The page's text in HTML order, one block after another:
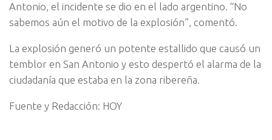
Antonio, el incidente se dio en el lado argentino. “No
sabemos aún el motivo de la explosión”, comentó.
La explosión generó un potente estallido que causó un
temblor en San Antonio y esto despertó el alarma de la
ciudadanía que estaba en la zona ribereña.
Fuente y Redacción: HOY